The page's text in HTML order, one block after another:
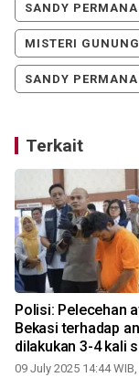
SANDY PERMANA
MISTERI
SANDY PERMANA
Terkait
Polisi: Pelecehan
Bekasi terhadap
dilakukan 3-4 kali
09 July 2025 14:44